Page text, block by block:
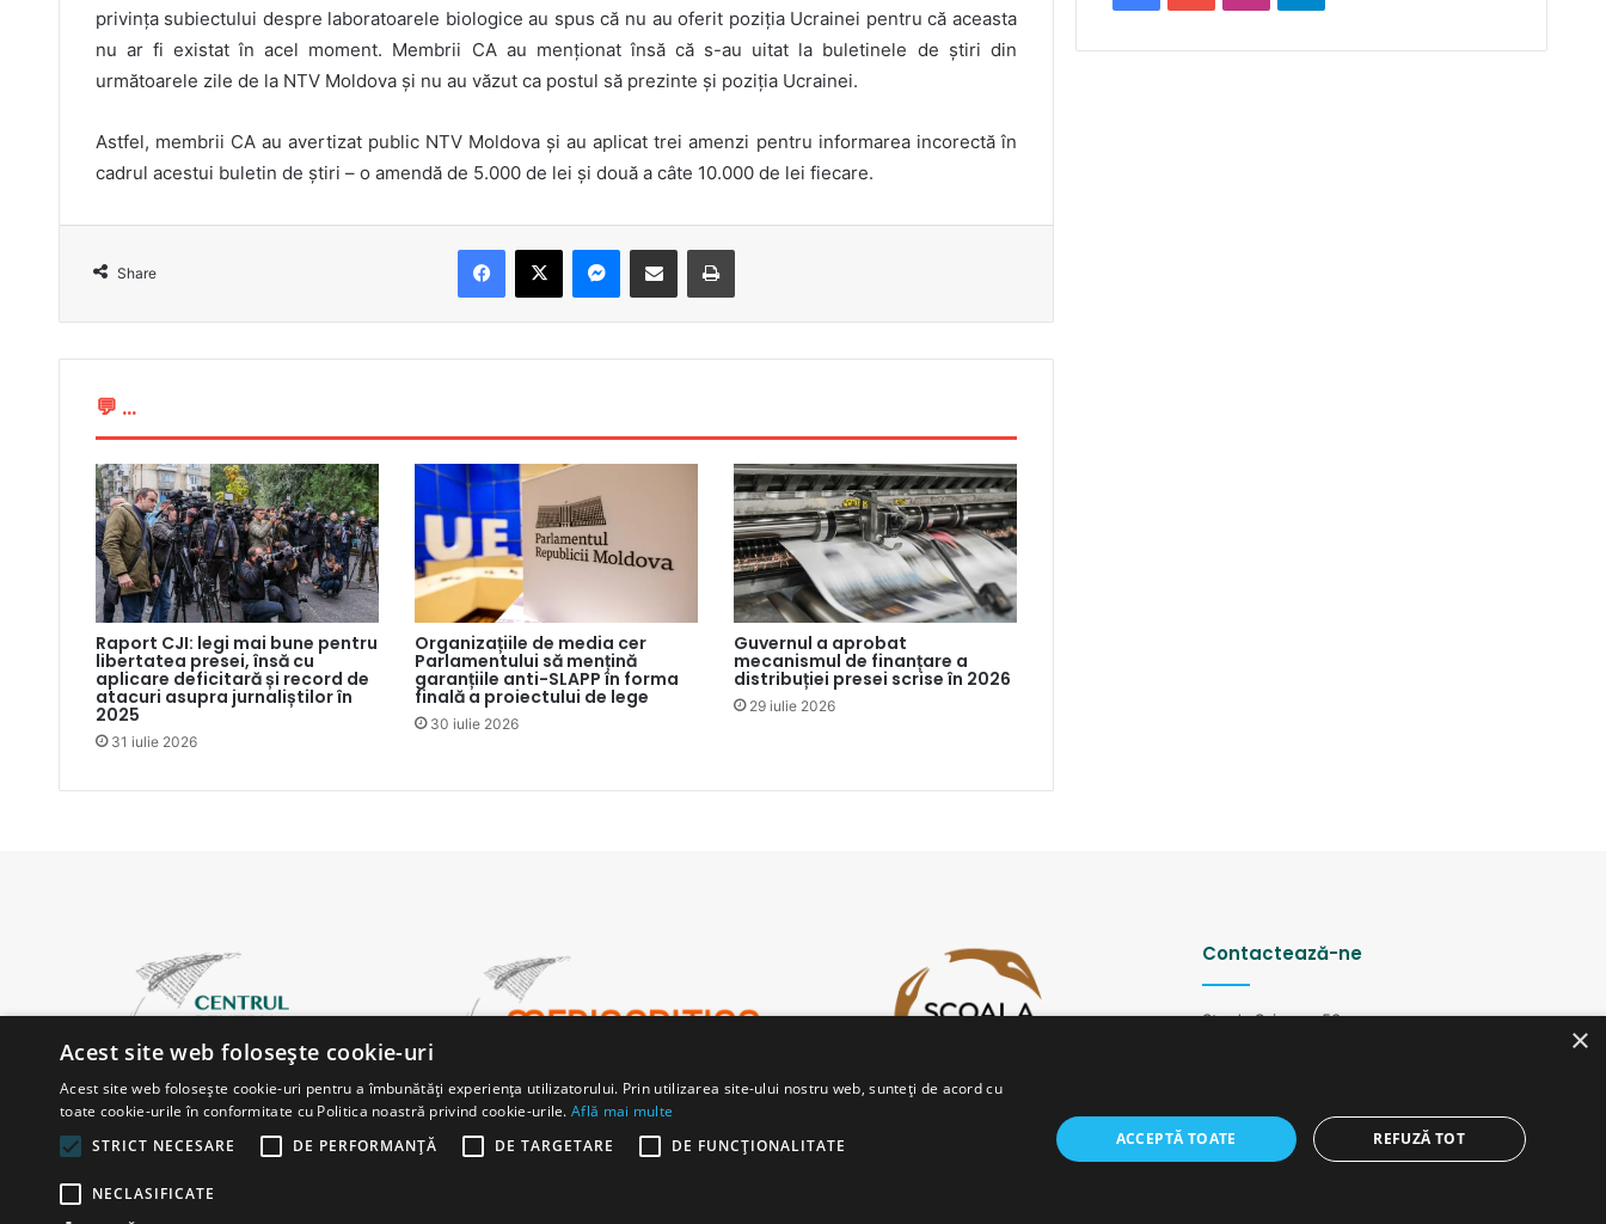
privința subiectului despre laboratoarele biologice au spus că nu au oferit poziția Ucrainei pentru că aceasta
nu ar fi existat în acel moment. Membrii CA au menționat însă că s-au uitat la buletinele de știri din
următoarele zile de la NTV Moldova și nu au văzut ca postul să prezinte și poziția Ucrainei.
Astfel, membrii CA au avertizat public NTV Moldova și au aplicat trei amenzi pentru informarea incorectă în
cadrul acestui buletin de știri – o amendă de 5.000 de lei și două a câte 10.000 de lei fiecare.
Share
Facebook
X Messenger
Share via Email Print
💬 ...
Raport CJI: legi mai bune pentru
libertatea presei, însă cu
aplicare deficitară și record de
atacuri asupra jurnaliștilor în
2025
31 iulie 2026
Organizațiile de media cer
Parlamentului să mențină
garanțiile anti-SLAPP în forma
finală a proiectului de lege
30 iulie 2026
Guvernul a aprobat
mecanismul de finanțare a
distribuției presei scrise în 2026
29 iulie 2026
Contactează-ne
Strada Șciusev, 53
Email: redactia@ijc.md
© Copyright 2026, All Rights Reserved |
×
Acest site web folosește cookie-uri
Acest site web folosește cookie-uri pentru a îmbunătăți experiența utilizatorului. Prin utilizarea site-ului nostru web, sunteți de acord cu
toate cookie-urile în conformitate cu Politica noastră privind cookie-urile.Află mai multe
STRICT NECESARE
DE PERFORMANȚĂ DE TARGETARE DE FUNCŢIONALITATE
NECLASIFICATE
ACCEPTĂ TOATE REFUZĂ TOT